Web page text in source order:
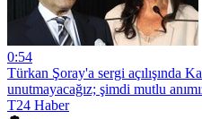
0:54
Türkan Şoray'a sergi açılışında
unutmayacağız; şimdi mutlu
T24 Haber